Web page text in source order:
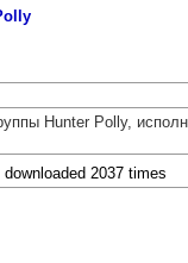
Hunter Polly,
2037 times